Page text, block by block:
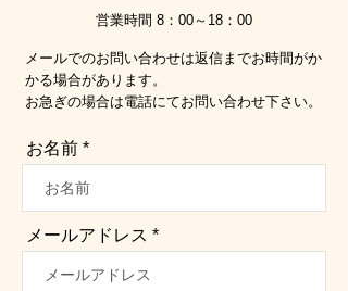
営業時間 8：00～18：00
メールでのお問い合わせは返信までお時間がか
かる場合があります。
お急ぎの場合は電話にてお問い合わせ下さい。
お名前
メールアドレス